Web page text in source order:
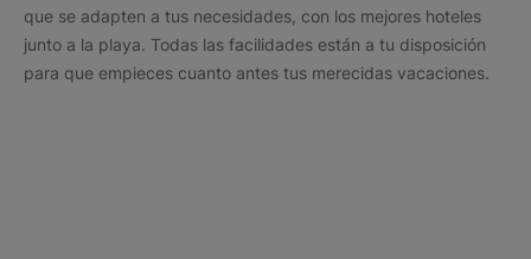
que se adapten a tus necesidades, con los mejores hoteles
junto a la playa. Todas las facilidades están a tu disposición
para que empieces cuanto antes tus merecidas vacaciones.